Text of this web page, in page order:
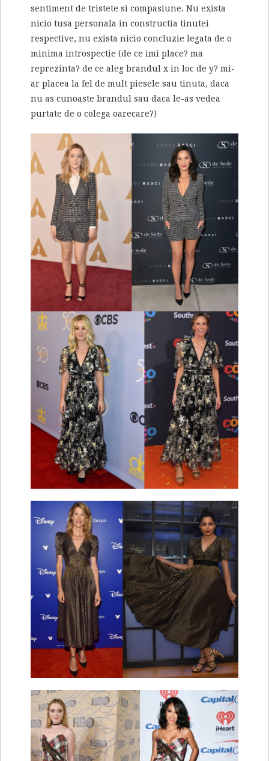
sentiment de tristete si compasiune. Nu exista
nicio tusa personala in constructia tinutei
respective, nu exista nicio concluzie legata de o
minima introspectie (de ce imi place? ma
reprezinta? de ce aleg brandul x in loc de y? mi-
ar placea la fel de mult piesele sau tinuta, daca
nu as cunoaste brandul sau daca le-as vedea
purtate de o colega oarecare?)